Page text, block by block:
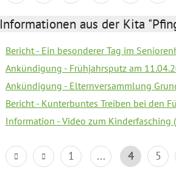
Informationen aus der Kita
Bericht - Ein besonderer Tag im
Ankündigung - Frühjahrsputz am
Ankündigung - Elternversammlung
Bericht - Kunterbuntes Treiben bei den
Information - Video zum Kinderfasching
1 ... 4 5